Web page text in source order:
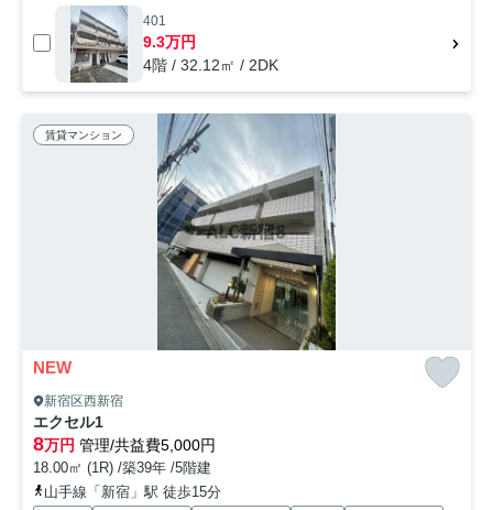
401
9.3万円
4階 / 32.12㎡ / 2DK
賃貸マンション
NEW
新宿区西新宿
エクセル1
8万円 管理/共益費5,000円
18.00㎡ (1R) /築39年 /5階建
山手線「新宿」駅 徒歩15分